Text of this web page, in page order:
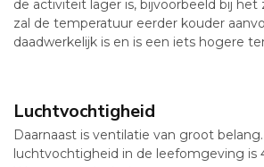
de activiteit lager is, bijvoorbeeld bij
zal de temperatuur eerder kouder
daadwerkelijk is en is een iets hogere
Luchtvochtigheid
Daarnaast is ventilatie van groot
luchtvochtigheid in de leefomgeving is